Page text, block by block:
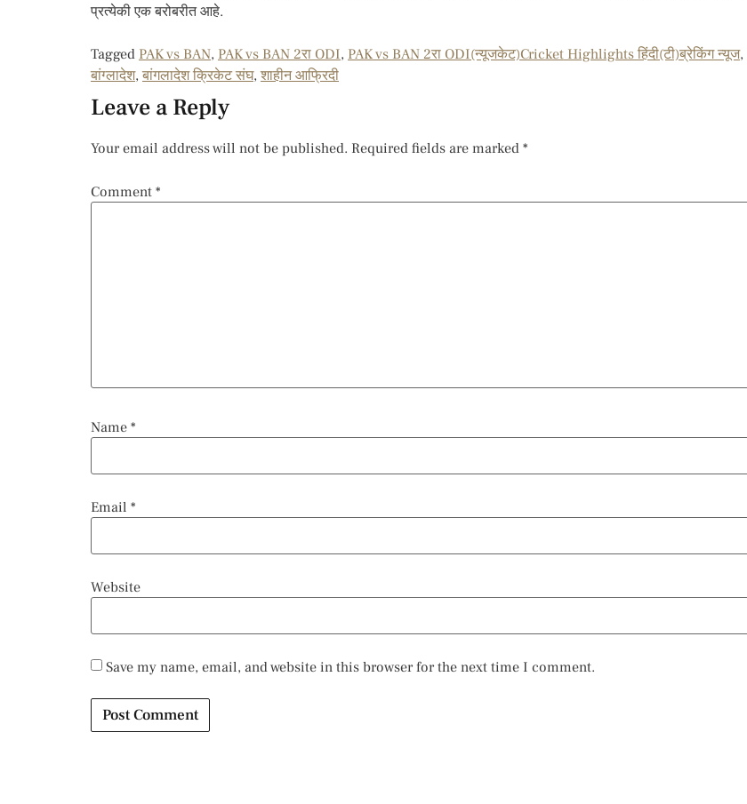
प्रत्येकी एक बरोबरीत आहे.
Tagged PAK vs BAN, PAK vs BAN 2रा ODI, PAK vs BAN 2रा ODI(न्यूजकेट)Cricket Highlights हिंदी(टी)ब्रेकिंग न्यूज,
बांग्लादेश, बांगलादेश क्रिकेट संघ, शाहीन आफ्रिदी
Leave a Reply
Your email address will not be published. Required fields are marked *
Comment *
Name *
Email *
Website
Save my name, email, and website in this browser for the next time I comment.